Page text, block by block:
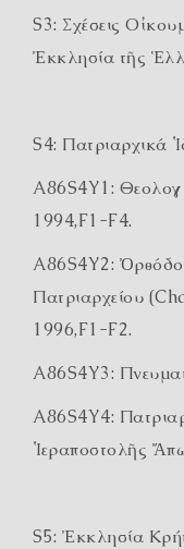
S3: Σχέσεις
Ἐκκλησία τῆς
S4: Πατριαρχικά
A86S4Y1:
1994,F1-F4.
A86S4Y2:
Πατριαρχείου
1996,F1-F2.
A86S4Y3:
A86S4Y4:
Ἱεραποστολῆς
S5: Ἐκκλησία